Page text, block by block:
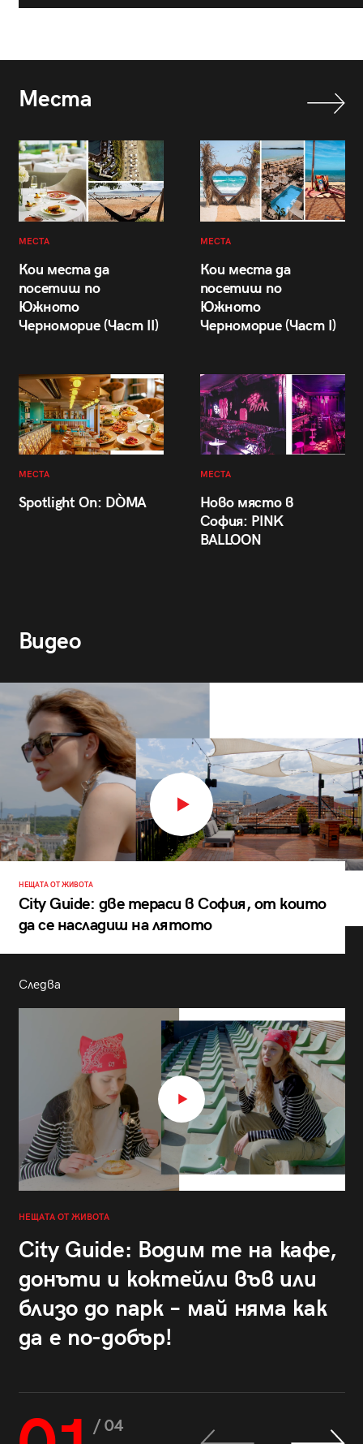
Места
МЕСТА
Кои места да
посетиш по
Южното
Черноморие (Част II)
МЕСТА
Кои места да
посетиш по
Южното
Черноморие (Част I)
МЕСТА
Spotlight On: DÒMA
МЕСТА
Ново място в
София: PINK
BALLOON
Видео
НЕЩАТА ОТ ЖИВОТА
City Guide: две тераси в София, от които
да се насладиш на лятото
Следва
НЕЩАТА ОТ ЖИВОТА
City Guide: Водим те на кафе,
донъти и коктейли във или
близо до парк – май няма как
да е по-добър!
/ 04